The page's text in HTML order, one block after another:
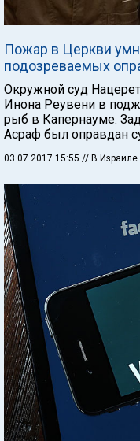
Пожар в Церкви
подозреваемых
Окружной суд
Инона Реувени в
рыб в Капернауме.
Асраф был оправдан
03.07.2017 15:55 // В Израиле